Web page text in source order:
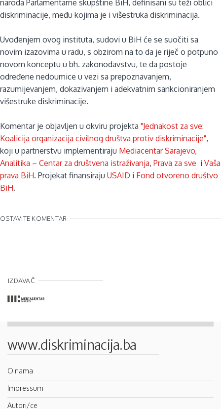
naroda Parlamentarne skupštine BiH, definisani su teži oblici
diskriminacije, među kojima je i višestruka diskriminacija.
Uvođenjem ovog instituta, sudovi u BiH će se suočiti sa
novim izazovima u radu, s obzirom na to da je riječ o potpuno
novom konceptu u bh. zakonodavstvu, te da postoje
određene nedoumice u vezi sa prepoznavanjem,
razumijevanjem, dokazivanjem i adekvatnim sankcioniranjem
višestruke diskriminacije.
Komentar je objavljen u okviru projekta "Jednakost za sve:
Koalicija organizacija civilnog društva protiv diskriminacije",
koji u partnerstvu implementiraju Mediacentar Sarajevo,
Analitika – Centar za društvena istraživanja, Prava za sve i Vaša
prava BiH. Projekat finansiraju USAID i Fond otvoreno društvo
BiH.
OSTAVITE KOMENTAR
IZDAVAČ
www.diskriminacija.ba
O nama
Impressum
Autori/ce